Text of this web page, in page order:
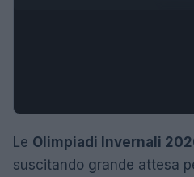
Le Olimpiadi Invernali
suscitando grande attesa